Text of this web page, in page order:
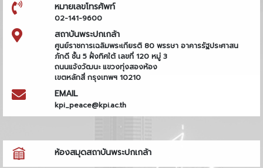
หมายเลขโทรศัพท์
02-141-9600
สถาบันพระปกเกล้า
ศูนย์ราชการเฉลิมพระเกียรติ 80 พรรษา อาคารรัฐประศาสน
ภักดี ชั้น 5 ฝั่งทิศใต้ เลขที่ 120 หมู่ 3
ถนนแจ้งวัฒนะ แขวงทุ่งสองห้อง
เขตหลักสี่ กรุงเทพฯ 10210
EMAIL
kpi_peace@kpi.ac.th
ห้องสมุดสถาบันพระปกเกล้า